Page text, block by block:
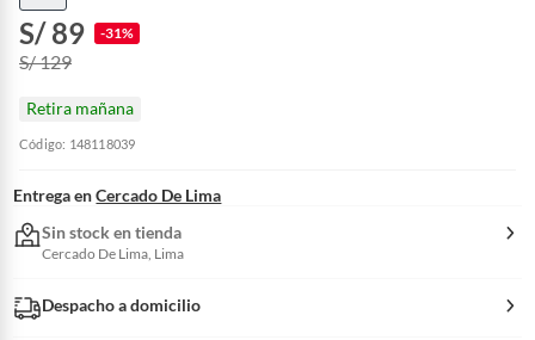
S/ 89 -31%
S/ 129
Retira mañana
Código: 148118039
Entrega en Cercado De Lima
Sin stock en tienda
Cercado De Lima, Lima
Despacho a domicilio